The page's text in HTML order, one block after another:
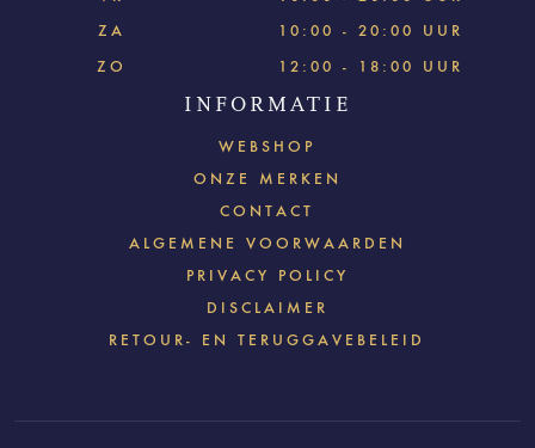
ZA
10:00 - 20:00 UUR
ZO
12:00 - 18:00 UUR
INFORMATIE
WEBSHOP
ONZE MERKEN
CONTACT
ALGEMENE VOORWAARDEN
PRIVACY POLICY
DISCLAIMER
RETOUR- EN TERUGGAVEBELEID